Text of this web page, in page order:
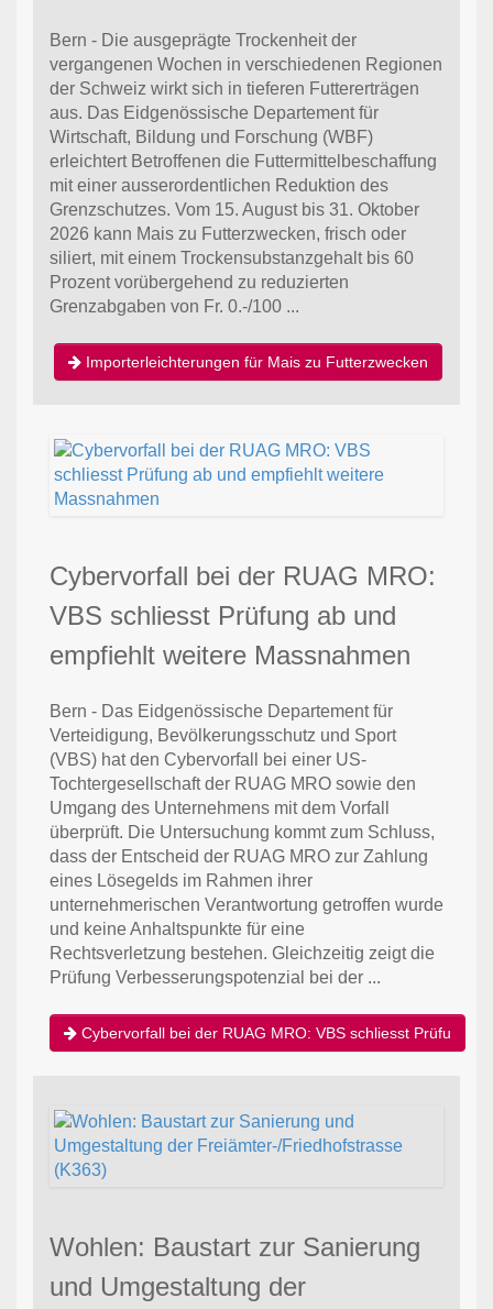
Bern - Die ausgeprägte Trockenheit der
vergangenen Wochen in verschiedenen Regionen
der Schweiz wirkt sich in tieferen Futtererträgen
aus. Das Eidgenössische Departement für
Wirtschaft, Bildung und Forschung (WBF)
erleichtert Betroffenen die Futtermittelbeschaffung
mit einer ausserordentlichen Reduktion des
Grenzschutzes. Vom 15. August bis 31. Oktober
2026 kann Mais zu Futterzwecken, frisch oder
siliert, mit einem Trockensubstanzgehalt bis 60
Prozent vorübergehend zu reduzierten
Grenzabgaben von Fr. 0.-/100 ...
Importerleichterungen für Mais zu Futterzwecken
Cybervorfall bei der RUAG MRO:
VBS schliesst Prüfung ab und
empfiehlt weitere Massnahmen
Bern - Das Eidgenössische Departement für
Verteidigung, Bevölkerungsschutz und Sport
(VBS) hat den Cybervorfall bei einer US-
Tochtergesellschaft der RUAG MRO sowie den
Umgang des Unternehmens mit dem Vorfall
überprüft. Die Untersuchung kommt zum Schluss,
dass der Entscheid der RUAG MRO zur Zahlung
eines Lösegelds im Rahmen ihrer
unternehmerischen Verantwortung getroffen wurde
und keine Anhaltspunkte für eine
Rechtsverletzung bestehen. Gleichzeitig zeigt die
Prüfung Verbesserungspotenzial bei der ...
Cybervorfall bei der RUAG MRO: VBS schliesst Prüfu
Wohlen: Baustart zur Sanierung
und Umgestaltung der